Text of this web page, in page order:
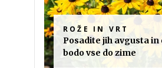
ROŽE IN VRT
Posadite jih avgusta in
bodo vse do zime